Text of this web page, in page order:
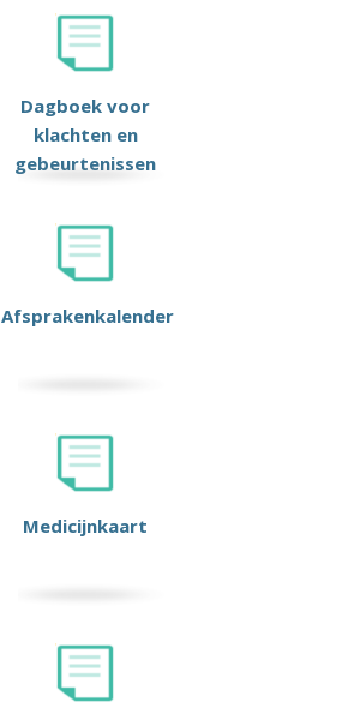
Dagboek voor
klachten en
gebeurtenissen
Afsprakenkalender
Medicijnkaart